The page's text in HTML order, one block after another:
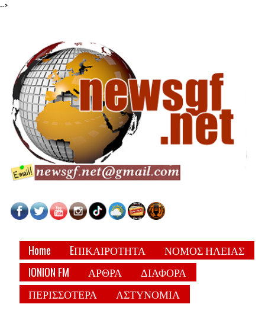
-->
Home EΠΙΚΑΙΡΟΤΗΤΑ
ΝΟΜΟΣ ΗΛΕΙΑΣ
IONION FM
ΑΡΘΡΑ
ΔΙΑΦΟΡΑ
ΠΕΡΙΣΣΟΤΕΡΑ
ΑΣΤΥΝΟΜΙΑ